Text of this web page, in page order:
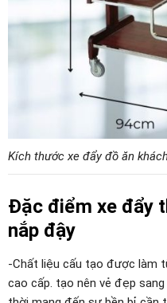
Kích thước xe đẩy đồ ăn
Đặc điểm xe đẩy
nắp đậy
-Chất liệu cấu tạo được làm
cao cấp. tạo nên vẻ đẹp